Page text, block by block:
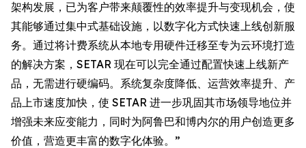
架构发展，已为客户带来颠覆性的效率提升与变现机会，使
其能够通过集中式基础设施，以数字化方式快速上线创新服
务。通过将计费系统从本地专用硬件迁移至专为云环境打造
的解决方案，SETAR 现在可以完全通过配置快速上线新产
品，无需进行硬编码。系统复杂度降低、运营效率提升、产
品上市速度加快，使 SETAR 进一步巩固其市场领导地位并
增强未来应变能力，同时为阿鲁巴和博内尔的用户创造更多
价值，营造更丰富的数字化体验。”